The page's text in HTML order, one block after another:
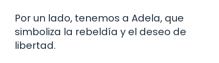
Por un lado, tenemos a Adela, que
simboliza la rebeldía y el deseo de
libertad.